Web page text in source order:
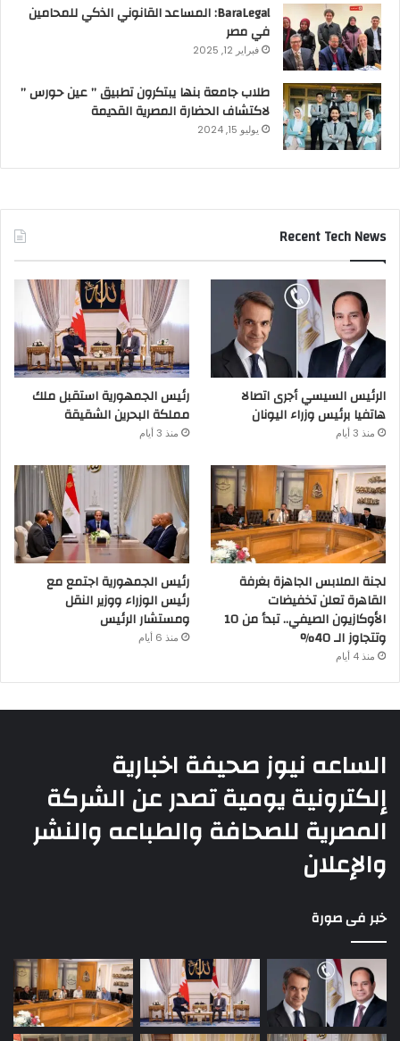
BaraLegal: المساعد القانوني الذكي للمحامين
في مصر
فبراير 12, 2025
طلاب جامعة بنها يبتكرون تطبيق ” عين حورس ”
لاكتشاف الحضارة المصرية القديمة
يوليو 15, 2024
Recent Tech News
الرئيس السيسي أجرى اتصالا
هاتفيا برئيس وزراء اليونان
منذ 3 أيام
رئيس الجمهورية استقبل ملك
مملكة البحرين الشقيقة
منذ 3 أيام
لجنة الملابس الجاهزة بغرفة
القاهرة تعلن تخفيضات
الأوكازيون الصيفي.. تبدأ من 10
وتتجاوز الـ 40%
منذ 4 أيام
رئيس الجمهورية اجتمع مع
رئيس الوزراء ووزير النقل
ومستشار الرئيس
منذ 6 أيام
الساعه نيوز صحيفة اخبارية
إلكترونية يومية تصدر عن الشركة
المصرية للصحافة والطباعه والنشر
والإعلان
خبر فى صورة